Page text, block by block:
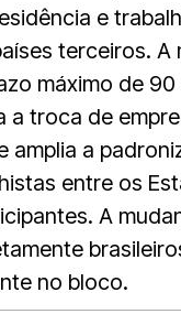
e
terceiros. A
máximo de 90
a troca de
amplia a
entre os
A
no bloco.